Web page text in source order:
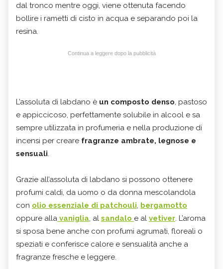
dal tronco mentre oggi, viene ottenuta facendo
bollire i rametti di cisto in acqua e separando poi la
resina.
Continua a leggere dopo la pubblicità
L’assoluta di labdano è un composto denso, pastoso
e appiccicoso, perfettamente solubile in alcool e sa
sempre utilizzata in profumeria e nella produzione di
incensi per creare fragranze ambrate, legnose e
sensuali.
Grazie all’assoluta di labdano si possono ottenere
profumi caldi, da uomo o da donna mescolandola
con olio essenziale di patchouli, bergamotto
oppure alla vaniglia, al sandalo e al vetiver. L’aroma
si sposa bene anche con profumi agrumati, floreali o
speziati e conferisce calore e sensualità anche a
fragranze fresche e leggere.